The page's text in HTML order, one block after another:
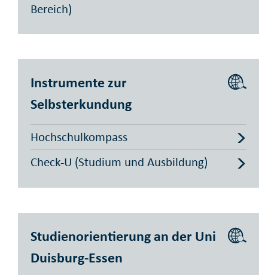
Bereich)
Instrumente zur
Selbsterkundung
Hochschulkompass
Check-U (Studium und Ausbildung)
Studienorientierung an der Uni
Duisburg-Essen